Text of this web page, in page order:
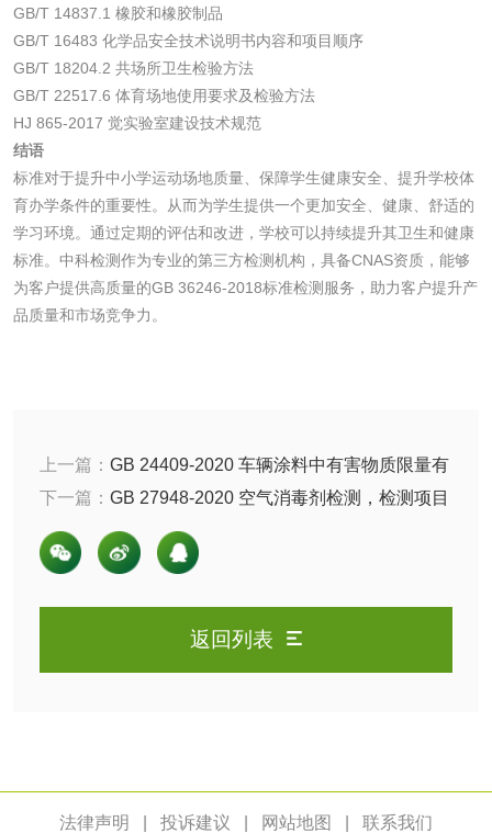
GB/T 14837.1 橡胶和橡胶制品
GB/T 16483 化学品安全技术说明书内容和项目顺序
GB/T 18204.2 共场所卫生检验方法
GB/T 22517.6 体育场地使用要求及检验方法
HJ 865-2017 觉实验室建设技术规范
结语
标准对于提升中小学运动场地质量、保障学生健康安全、提升学校体
育办学条件的重要性。从而为学生提供一个更加安全、健康、舒适的
学习环境。通过定期的评估和改进，学校可以持续提升其卫生和健康
标准。中科检测作为专业的第三方检测机构，具备CNAS资质，能够
为客户提供高质量的GB 36246-2018标准检测服务，助力客户提升产
品质量和市场竞争力。
上一篇： GB 24409-2020 车辆涂料中有害物质限量有
哪些，参考标准是什么？
下一篇： GB 27948-2020 空气消毒剂检测，检测项目
以及检测标准有哪些？
返回列表
法律声明 投诉建议 网站地图 联系我们
活性炭
测
脱硫脱硝活性炭检
测
煤质活性炭检测
电厂水处理活性炭 木质活性炭检测
肥料检测 微生物肥料检测
磷酸肥料检测